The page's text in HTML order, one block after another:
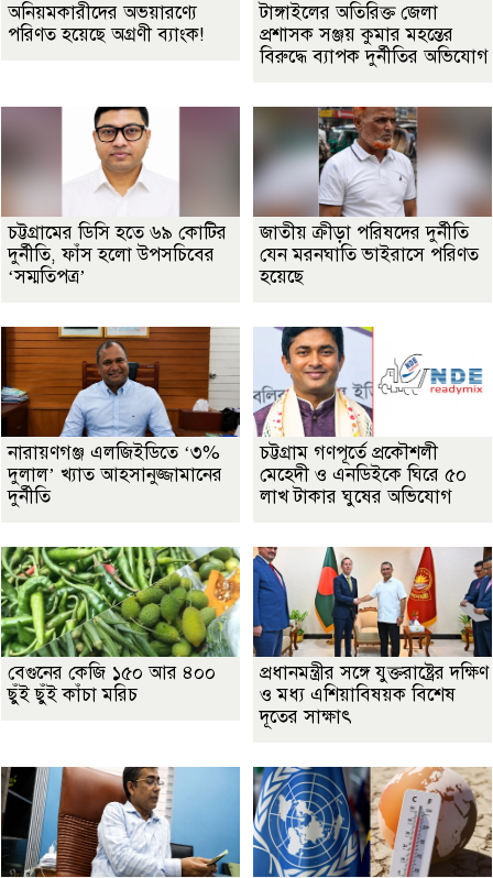
অনিয়মকারীদের অভয়ারণ্যে
পরিণত হয়েছে অগ্রণী ব্যাংক!
টাঙ্গাইলের অতিরিক্ত জেলা
প্রশাসক সঞ্জয় কুমার মহন্তের
বিরুদ্ধে ব্যাপক দুর্নীতির অভিযোগ
চট্টগ্রামের ডিসি হতে ৬৯ কোটির
দুর্নীতি, ফাঁস হলো উপসচিবের
‘সম্মতিপত্র’
জাতীয় ক্রীড়া পরিষদের দুর্নীতি
যেন মরনঘাতি ভাইরাসে পরিণত
হয়েছে
নারায়ণগঞ্জ এলজিইডিতে ‘৩%
দুলাল’ খ্যাত আহসানুজ্জামানের
দুর্নীতি
চট্টগ্রাম গণপূর্তে প্রকৌশলী
মেহেদী ও এনডিইকে ঘিরে ৫০
লাখ টাকার ঘুষের অভিযোগ
বেগুনের কেজি ১৫০ আর ৪০০
ছুঁই ছুঁই কাঁচা মরিচ
প্রধানমন্ত্রীর সঙ্গে যুক্তরাষ্ট্রের দক্ষিণ
ও মধ্য এশিয়াবিষয়ক বিশেষ
দূতের সাক্ষাৎ